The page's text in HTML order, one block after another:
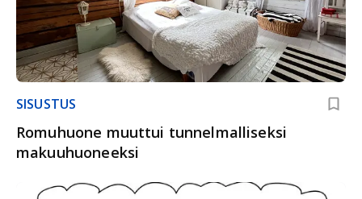
SISUSTUS
Romuhuone muuttui tunnelmalliseksi
makuuhuoneeksi